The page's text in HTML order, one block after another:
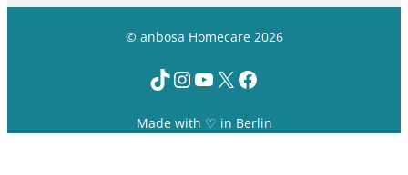
© anbosa Homecare 2026
TikTok InstagramYouTube X Facebook
Made with ♡ in Berlin